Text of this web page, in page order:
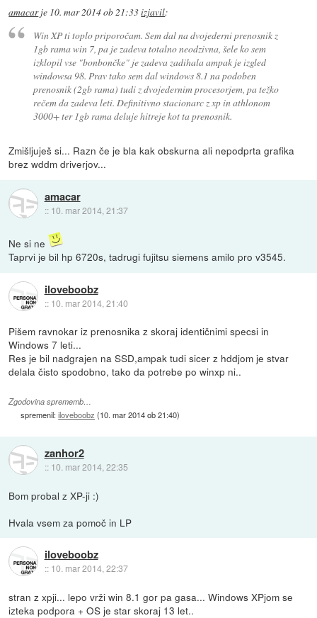
amacarje 10. mar 2014 ob 21:33izjavil:
Win XP ti toplo priporočam. Sem dal na dvojederni prenosnik z
1gb rama win 7, pa je zadeva totalno neodzivna, šele ko sem
izklopil vse "bonbončke" je zadeva zadihala ampak je izgled
windowsa 98. Prav tako sem dal windows 8.1 na podoben
prenosnik (2gb rama) tudi z dvojedernim procesorjem, pa težko
rečem da zadeva leti. Definitivno stacionarc z xp in athlonom
3000+ ter 1gb rama deluje hitreje kot ta prenosnik.
Zmišljuješ si... Razn če je bla kak obskurna ali nepodprta grafika
brez wddm driverjov...
amacar
:: 10. mar 2014, 21:37
Ne si ne
Taprvi je bil hp 6720s, tadrugi fujitsu siemens amilo pro v3545.
iloveboobz
:: 10. mar 2014, 21:40
Pišem ravnokar iz prenosnika z skoraj identičnimi specsi in
Windows 7 leti...
Res je bil nadgrajen na SSD,ampak tudi sicer z hddjom je stvar
delala čisto spodobno, tako da potrebe po winxp ni..
Zgodovina sprememb…
spremenil:iloveboobz (10. mar 2014 ob 21:40)
zanhor2
:: 10. mar 2014, 22:35
Bom probal z XP-ji :)
Hvala vsem za pomoč in LP
iloveboobz
:: 10. mar 2014, 22:37
stran z xpji... lepo vrži win 8.1 gor pa gasa... Windows XPjom se
izteka podpora + OS je star skoraj 13 let..